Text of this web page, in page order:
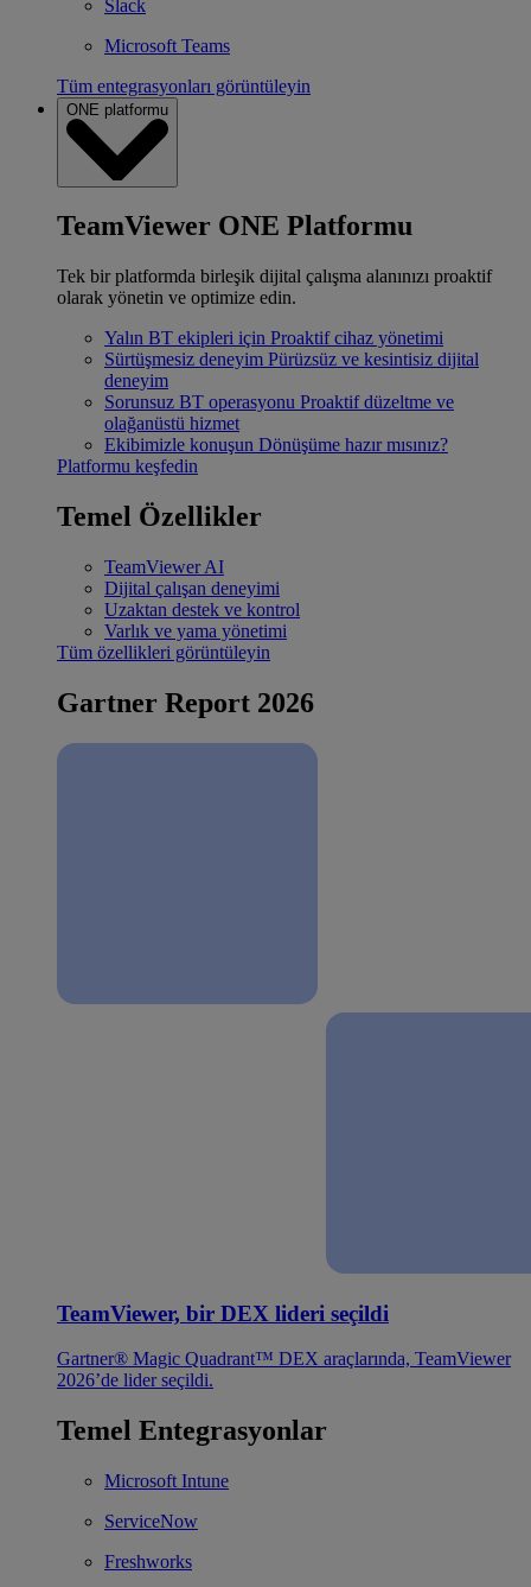
Slack
Microsoft Teams
Tüm entegrasyonları görüntüleyin
ONE platformu
TeamViewer ONE Platformu
Tek bir platformda birleşik dijital çalışma alanınızı proaktif
olarak yönetin ve optimize edin.
Yalın BT ekipleri için Proaktif cihaz yönetimi
Sürtüşmesiz deneyim Pürüzsüz ve kesintisiz dijital
deneyim
Sorunsuz BT operasyonu Proaktif düzeltme ve
olağanüstü hizmet
Ekibimizle konuşun Dönüşüme hazır mısınız?
Platformu keşfedin
Temel Özellikler
TeamViewer AI
Dijital çalışan deneyimi
Uzaktan destek ve kontrol
Varlık ve yama yönetimi
Tüm özellikleri görüntüleyin
Gartner Report 2026
TeamViewer, bir DEX lideri seçildi
Gartner® Magic Quadrant™ DEX araçlarında, TeamViewer
2026’de lider seçildi.
Temel Entegrasyonlar
Microsoft Intune
ServiceNow
Freshworks